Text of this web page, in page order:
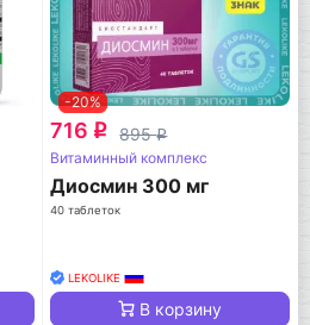
-20%
716 q 895q
Витаминный комплекс
Диосмин 300 мг
40 таблеток
LEKOLIKE
В корзину